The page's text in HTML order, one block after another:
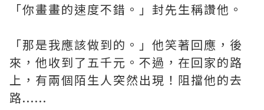
「你畫畫的速度不錯。」封先生稱讚他。
「那是我應該做到的。」他笑著回應，後
來，他收到了五千元。不過，在回家的路
上，有兩個陌生人突然出現！阻擋他的去
路......